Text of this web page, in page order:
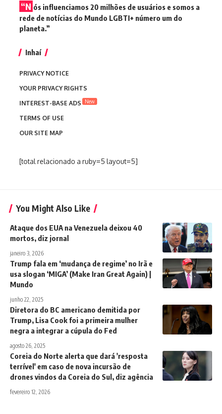
“N ós influenciamos 20 milhões de usuários e somos a
rede de notícias do Mundo LGBTI+ número um do
planeta.”
Inhaí
PRIVACY NOTICE
YOUR PRIVACY RIGHTS
INTEREST-BASE ADS
New
TERMS OF USE
OUR SITE MAP
[total relacionado a ruby=5 layout=5]
You Might Also Like
Ataque dos EUA na Venezuela deixou 40
mortos, diz jornal
janeiro 3, 2026
Trump fala em ‘mudança de regime’ no Irã e
usa slogan ‘MIGA’ (Make Iran Great Again) |
Mundo
junho 22, 2025
Diretora do BC americano demitida por
Trump, Lisa Cook foi a primeira mulher
negra a integrar a cúpula do Fed
agosto 26, 2025
Coreia do Norte alerta que dará 'resposta
terrível' em caso de nova incursão de
drones vindos da Coreia do Sul, diz agência
fevereiro 12, 2026